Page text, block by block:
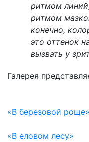
ритмом
ритмом
конечно,
это оттенок
вызвать у
Галерея
«В березовой роще»
«В еловом лесу»